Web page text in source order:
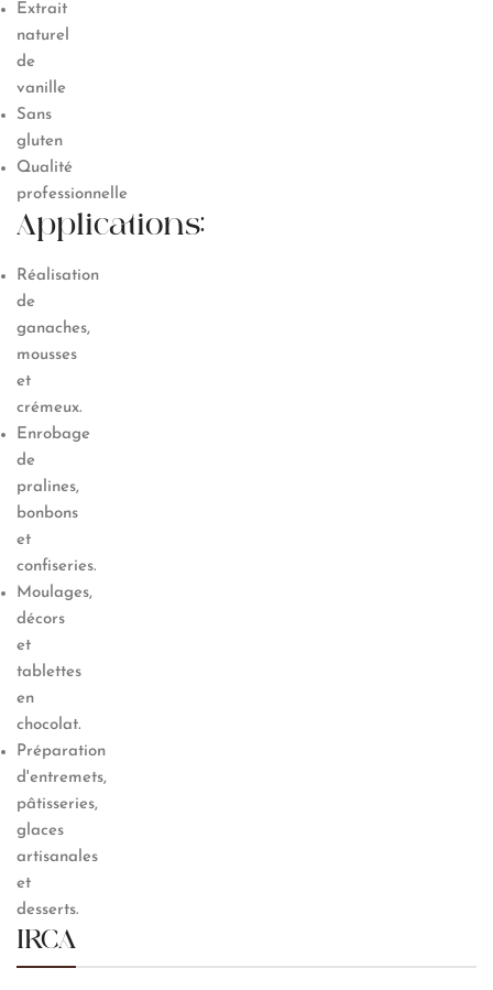
Extrait
naturel
de
vanille
Sans
gluten
Qualité
professionnelle
Applications:
Réalisation
de
ganaches,
mousses
et
crémeux.
Enrobage
de
pralines,
bonbons
et
confiseries.
Moulages,
décors
et
tablettes
en
chocolat.
Préparation
d'entremets,
pâtisseries,
glaces
artisanales
et
desserts.
IRCA